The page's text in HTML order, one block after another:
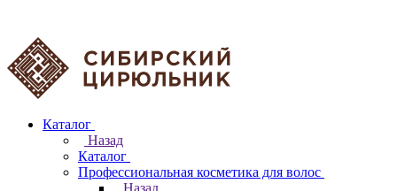
Каталог
Назад
Каталог
Профессиональная косметика для волос
Назад